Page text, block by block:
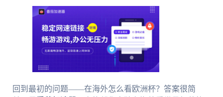
回到最初的问题——在海外怎么看欧洲杯？答案很简